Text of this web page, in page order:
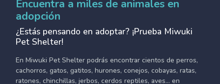
Encuentra a miles de animales en
adopción
¿Estás pensando en adoptar? ¡Prueba Miwuki
Pet Shelter!
En Miwuki Pet Shelter podrás encontrar cientos de perros,
cachorros, gatos, gatitos, hurones, conejos, cobayas, ratas,
ratones, chinchillas, jerbos, cerdos reptiles, aves... en